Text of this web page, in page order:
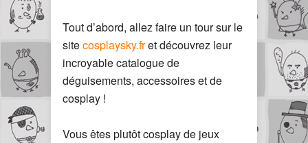
Tout d’abord, allez faire un tour sur le
sitecosplaysky.fret découvrez leur
incroyable catalogue de
déguisements, accessoires et de
cosplay !
Vous êtes plutôt cosplay de jeux